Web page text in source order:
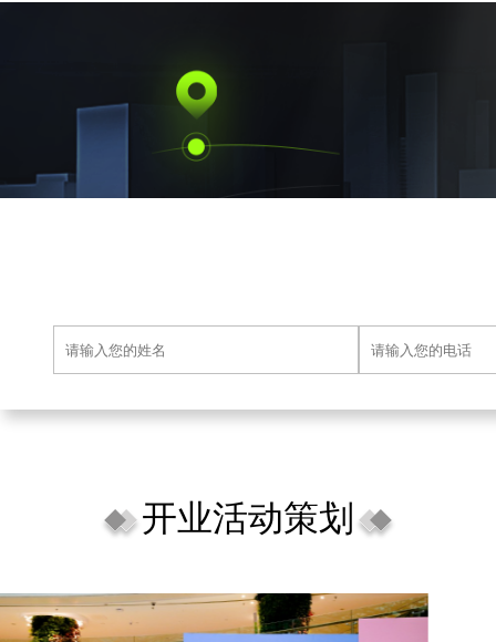
开业活动策划